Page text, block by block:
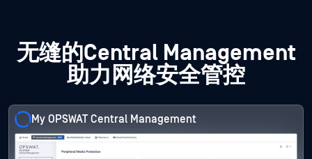
无缝的Central Management
助力网络安全管控
My OPSWAT Central Management
My OPSWAT Central Management